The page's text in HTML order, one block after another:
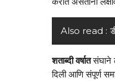
Also read :
शताब्दी वर्षात संघाने
दिली आणि संपूर्ण